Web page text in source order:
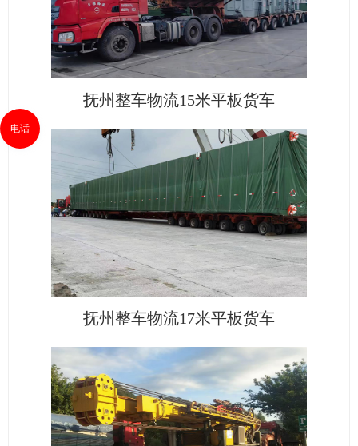
抚州整车物流15米平板货车
抚州整车物流17米平板货车
电话